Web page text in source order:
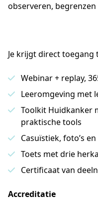
observeren,
Je krijgt direct toegang
Webinar + replay,
Leeromgeving met
Toolkit Huidkanker
praktische tools
Casuïstiek, foto’s
Toets met drie
Certificaat van
Accreditatie